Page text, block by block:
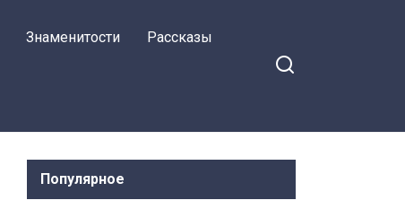
Знаменитости Рассказы
Популярное